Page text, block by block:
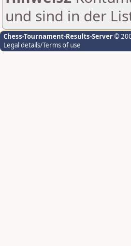
und sind in der
Chess-Tournament-Results-Server©
Legal details/Terms of use